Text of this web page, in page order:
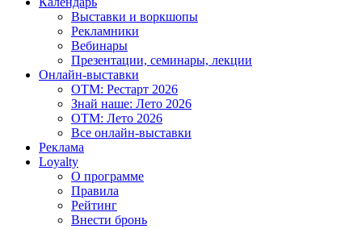
Выставки и воркшопы
Рекламники
Вебинары
Презентации, семинары, лекции
Онлайн-выставки
OTM: Рестарт 2026
Знай наше: Лето 2026
OTM: Лето 2026
Все онлайн-выставки
Реклама
Loyalty
О программе
Правила
Рейтинг
Внести бронь